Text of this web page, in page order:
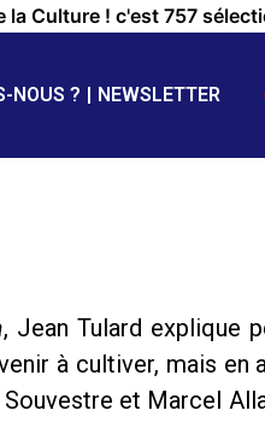
la Culture ! c'est 757
NOUS ? NEWSLETTER
, Jean Tulard explique
à cultiver, mais
et Marcel